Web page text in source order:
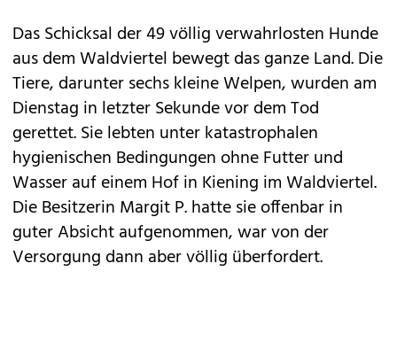
Das Schicksal der 49 völlig verwahrlosten Hunde
aus dem Waldviertel bewegt das ganze Land. Die
Tiere, darunter sechs kleine Welpen, wurden am
Dienstag in letzter Sekunde vor dem Tod
gerettet. Sie lebten unter katastrophalen
hygienischen Bedingungen ohne Futter und
Wasser auf einem Hof in Kiening im Waldviertel.
Die Besitzerin Margit P. hatte sie offenbar in
guter Absicht aufgenommen, war von der
Versorgung dann aber völlig überfordert.